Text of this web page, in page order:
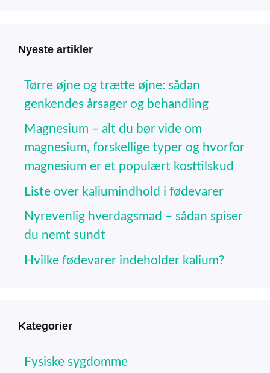
Nyeste artikler
Tørre øjne og trætte øjne: sådan
genkendes årsager og behandling
Magnesium – alt du bør vide om
magnesium, forskellige typer og hvorfor
magnesium er et populært kosttilskud
Liste over kaliumindhold i fødevarer
Nyrevenlig hverdagsmad – sådan spiser
du nemt sundt
Hvilke fødevarer indeholder kalium?
Kategorier
Fysiske sygdomme